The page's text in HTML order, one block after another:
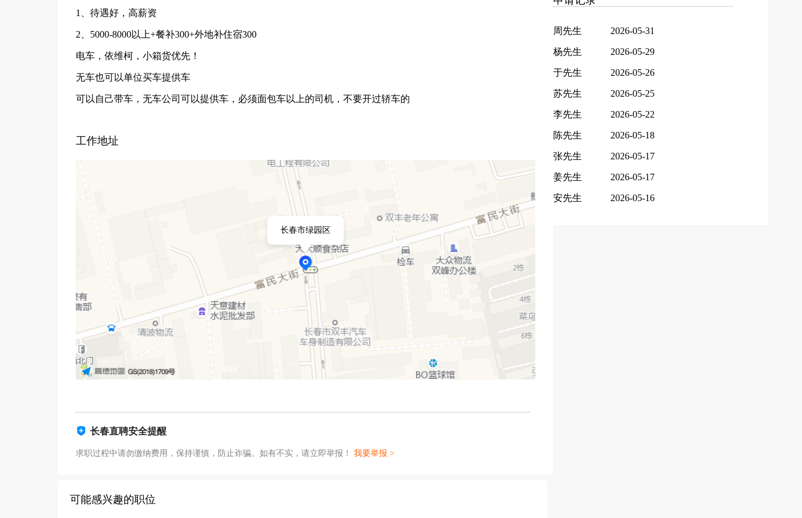
1、待遇好，高薪资
2、5000-8000以上+餐补300+外地补住宿300
电车，依维柯，小箱货优先！
无车也可以单位买车提供车
可以自己带车，无车公司可以提供车，必须面包车以上的司机，不要开过轿车的
工作地址
长春市绿园区
长春直聘安全提醒
求职过程中请勿缴纳费用，保持谨慎，防止诈骗。如有不实，请立即举报！ 我要举报 >
可能感兴趣的职位
周先生 2026-05-31
杨先生 2026-05-29
于先生 2026-05-26
苏先生 2026-05-25
李先生 2026-05-22
陈先生 2026-05-18
张先生 2026-05-17
姜先生 2026-05-17
安先生 2026-05-16